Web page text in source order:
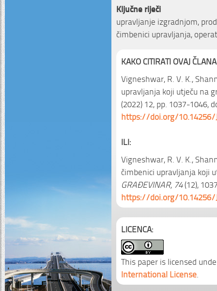
Ključne riječi
upravljanje izgradnjom,
čimbenici upravljanja,
KAKO CITIRATI OVAJ
Vigneshwar, R. V. K.,
upravljanja koji utječu na
(2022) 12, pp. 1037-1046,
https://doi.org/10.14256/
ILI:
Vigneshwar, R. V. K.,
čimbenici upravljanja koji
GRAĐEVINAR, 74(12),
https://doi.org/10.14256/
LICENCA:
This paper is licensed
International License